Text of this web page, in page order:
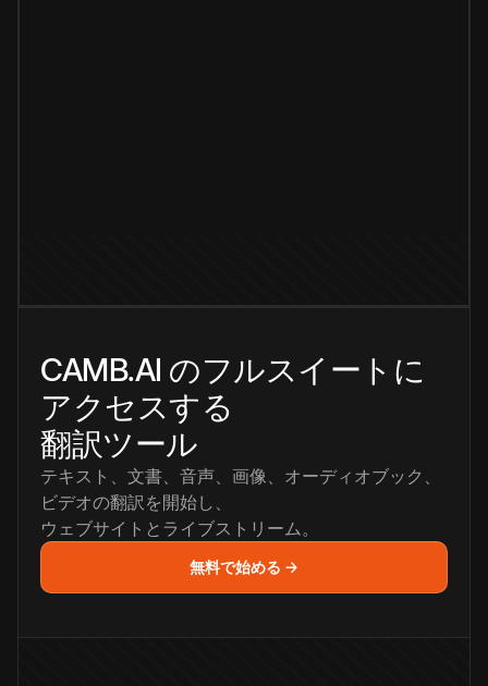
CAMB.AI のフルスイートに
アクセスする
翻訳ツール
テキスト、文書、音声、画像、オーディオブック、
ビデオの翻訳を開始し、
ウェブサイトとライブストリーム。
無料で始める →